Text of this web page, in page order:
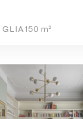
150 m²